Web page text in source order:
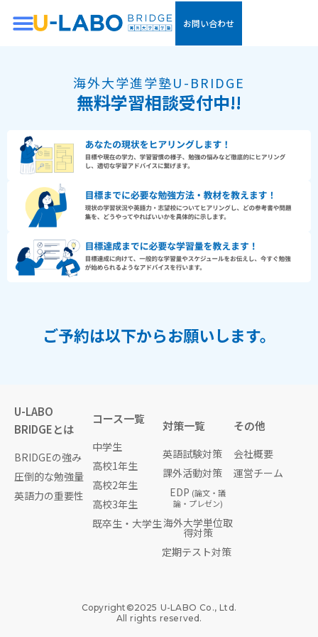
メ
ニ お問い合わせ
海外大学進学塾U-BRIDGE
無料学習相談受付中!!
ご予約は以下からお願いします。
U-LABO
BRIDGEとは
BRIDGEの強み
圧倒的な勉強量
英語力の重要性
コース一覧
中学生
高校1年生
高校2年生
高校3年生
既卒生・大学生
対策一覧
英語試験対策
課外活動対策
EDP (論文・議
論・プレゼン)
海外大学単位取
得対策
定期テスト対策
その他
会社概要
運営チーム
Copyright©︎2025 U-LABO Co., Ltd.
All rights reserved.